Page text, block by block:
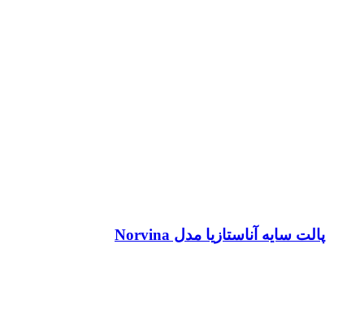
پالت سایه آناستازیا مدل Norvina